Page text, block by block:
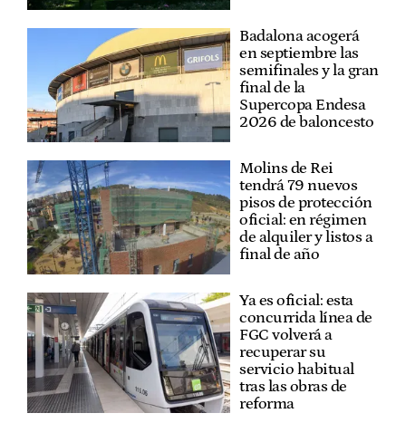
Badalona acogerá
en septiembre las
semifinales y la gran
final de la
Supercopa Endesa
2026 de baloncesto
Molins de Rei
tendrá 79 nuevos
pisos de protección
oficial: en régimen
de alquiler y listos a
final de año
Ya es oficial: esta
concurrida línea de
FGC volverá a
recuperar su
servicio habitual
tras las obras de
reforma